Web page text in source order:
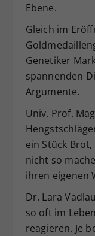
Ebene.
Gleich im
Genetiker
spannenden
Argumente.
Univ. Prof.
ein Stück
nicht so
ihren eigenen
Dr. Lara
so oft im
reagieren. Je